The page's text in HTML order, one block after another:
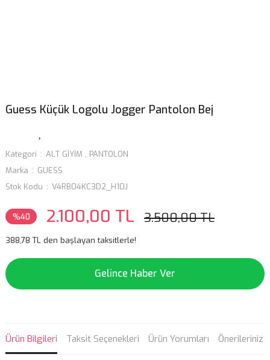
Guess Küçük Logolu Jogger Pantolon Bej
Kategori ALT GİYİM , PANTOLON
Marka
GUESS
Stok Kodu
V4RB04KC3D2_H10J
%40 2.100,00 TL 3.500,00 TL
388,78 TL den başlayan taksitlerle!
Gelince Haber Ver
Ürün Bilgileri Taksit Seçenekleri Ürün Yorumları Önerileriniz